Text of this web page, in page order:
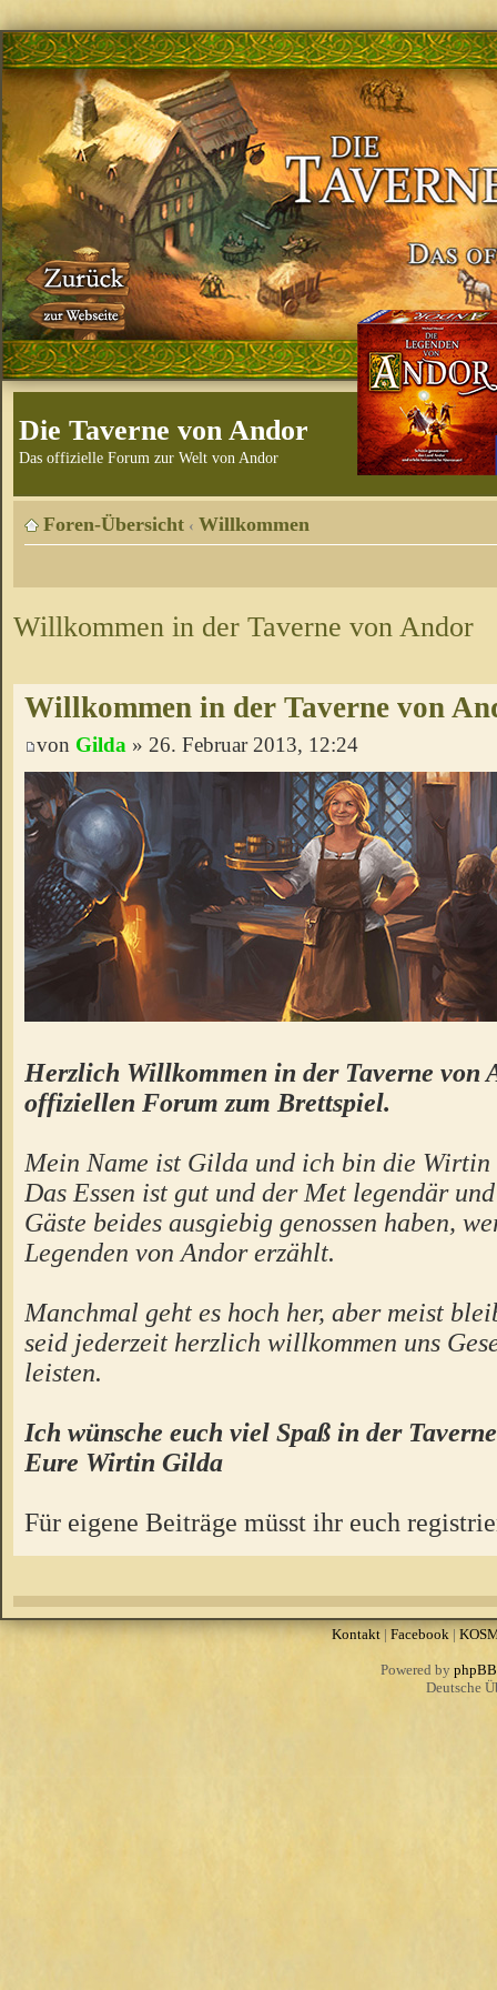
Die Taverne von Andor
Das offizielle Forum zur Welt von Andor
Foren-Übersicht ‹ Willkommen
Willkommen in der Taverne von Andor
Willkommen in der Taverne von
von Gilda » 26. Februar 2013, 12:24
Herzlich Willkommen in der Taverne von
offiziellen Forum zum Brettspiel.
Mein Name ist Gilda und ich bin die Wirtin
Das Essen ist gut und der Met legendär
Gäste beides ausgiebig genossen haben,
Legenden von Andor erzählt.
Manchmal geht es hoch her, aber meist
seid jederzeit herzlich willkommen uns
leisten.
Ich wünsche euch viel Spaß in der
Eure Wirtin Gilda
Für eigene Beiträge müsst ihr euch
Kontakt| Facebook |
Powered by phpBB
Deutsche